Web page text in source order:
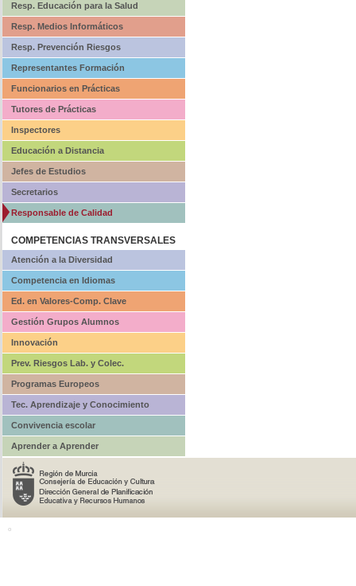
Resp. Educación para la Salud
Resp. Medios Informáticos
Resp. Prevención Riesgos
Representantes Formación
Funcionarios en Prácticas
Tutores de Prácticas
Inspectores
Educación a Distancia
Jefes de Estudios
Secretarios
Responsable de Calidad
COMPETENCIAS TRANSVERSALES
Atención a la Diversidad
Competencia en Idiomas
Ed. en Valores-Comp. Clave
Gestión Grupos Alumnos
Innovación
Prev. Riesgos Lab. y Colec.
Programas Europeos
Tec. Aprendizaje y Conocimiento
Convivencia escolar
Aprender a Aprender
o